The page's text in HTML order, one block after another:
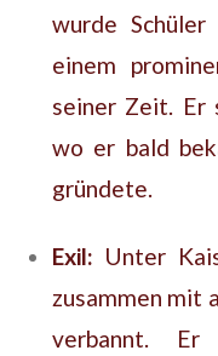
wurde Schüler
einem
seiner Zeit. Er
wo er bald
gründete.
Exil: Unter
zusammen mit
verbannt.